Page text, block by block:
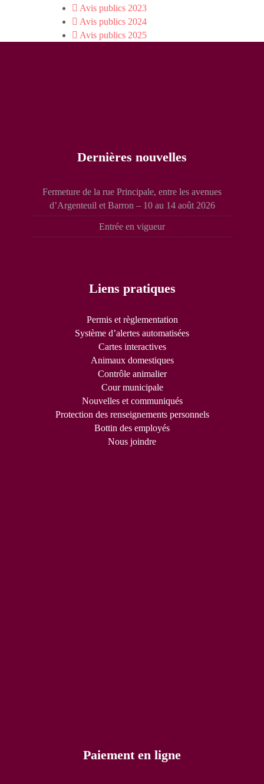
Avis publics 2023
Avis publics 2024
Avis publics 2025
Dernières nouvelles
Fermeture de la rue Principale, entre les avenues
d’Argenteuil et Barron – 10 au 14 août 2026
Entrée en vigueur
Liens pratiques
Permis et règlementation
Système d’alertes automatisées
Cartes interactives
Animaux domestiques
Contrôle animalier
Cour municipale
Nouvelles et communiqués
Protection des renseignements personnels
Bottin des employés
Nous joindre
Paiement en ligne